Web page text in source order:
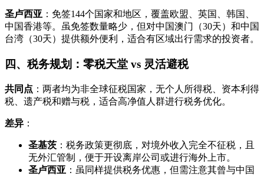
圣卢西亚 ：免签144个国家和地区，覆盖欧盟、英国、韩国、
中国香港等。虽免签数量略少，但对中国澳门（30天）和中国
台湾（30天）提供额外便利，适合有区域出行需求的投资者。
四、税务规划：零税天堂 vs 灵活避税
共同点 ：两者均为非全球征税国家，无个人所得税、资本利得
税、遗产税和赠与税，适合高净值人群进行税务优化。
差异 ：
圣基茨 ：税务政策更彻底，对境外收入完全不征税，且
无外汇管制，便于开设离岸公司或进行海外上市。
圣卢西亚 ：虽同样提供税务优惠，但需注意其曾与中国